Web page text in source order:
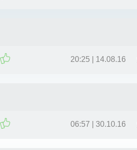
14.08.16 | 20:25
30.10.16 | 06:57